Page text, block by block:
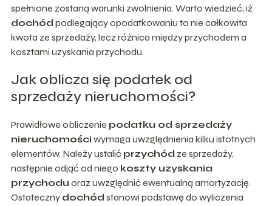
spełnione zostaną warunki zwolnienia. Warto wiedzieć, iż
dochód podlegający opodatkowaniu to nie całkowita
kwota ze sprzedaży, lecz różnica między przychodem a
kosztami uzyskania przychodu.
Jak oblicza się podatek od
sprzedaży nieruchomości?
Prawidłowe obliczenie podatku od sprzedaży
nieruchomości wymaga uwzględnienia kilku istotnych
elementów. Należy ustalić przychód ze sprzedaży,
następnie odjąć od niego koszty uzyskania
przychodu oraz uwzględnić ewentualną amortyzację.
Ostateczny dochód stanowi podstawę do wyliczenia